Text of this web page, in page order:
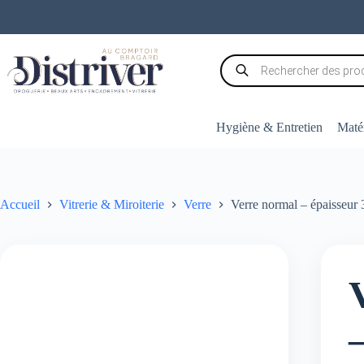
contenu
Recherche
de
produits
Hygiène & Entretien
Accueil Vitrerie & Miroiterie Verre Verre normal – épaisseur